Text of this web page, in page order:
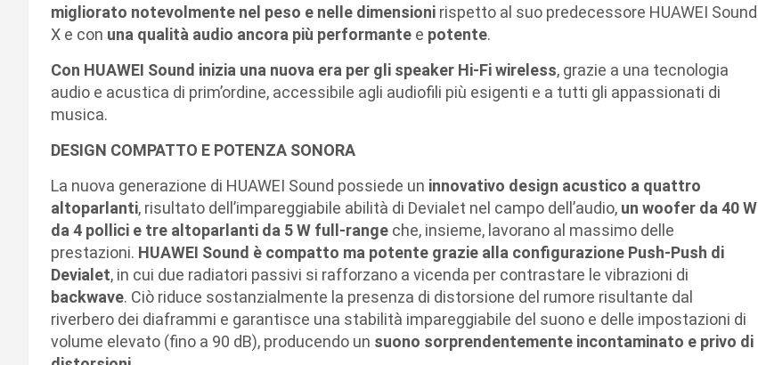
migliorato notevolmente nel peso e nelle dimensioni rispetto al suo predecessore HUAWEI Sound
X e con una qualità audio ancora più performante e potente.
Con HUAWEI Sound inizia una nuova era per gli speaker Hi-Fi wireless, grazie a una tecnologia
audio e acustica di prim’ordine, accessibile agli audiofili più esigenti e a tutti gli appassionati di
musica.
DESIGN COMPATTO E POTENZA SONORA
La nuova generazione di HUAWEI Sound possiede un innovativo design acustico a quattro
altoparlanti, risultato dell’impareggiabile abilità di Devialet nel campo dell’audio, un woofer da 40 W
da 4 pollici e tre altoparlanti da 5 W full-range che, insieme, lavorano al massimo delle
prestazioni. HUAWEI Sound è compatto ma potente grazie alla configurazione Push-Push di
Devialet, in cui due radiatori passivi si rafforzano a vicenda per contrastare le vibrazioni di
backwave. Ciò riduce sostanzialmente la presenza di distorsione del rumore risultante dal
riverbero dei diaframmi e garantisce una stabilità impareggiabile del suono e delle impostazioni di
volume elevato (fino a 90 dB), producendo un suono sorprendentemente incontaminato e privo di